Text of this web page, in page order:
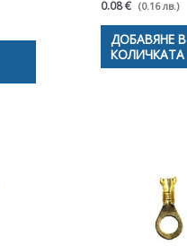
0.08 € (0.16 лв.)
ДОБАВЯНЕ В
КОЛИЧКАТА